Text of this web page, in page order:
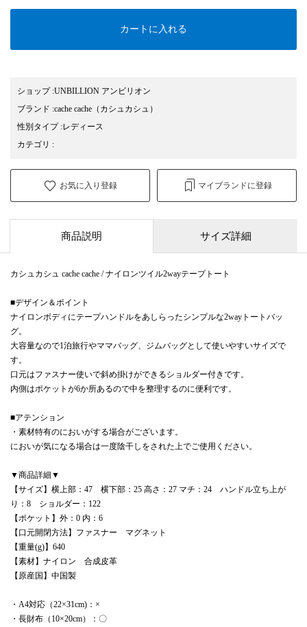
カートに入れる
ショップ:UNBILLION アンビリオン
ブランド :cache cache （カシュカシュ）
性別タイプ:レディース
カテゴリ :
お気に入り登録 マイブランドに登録
商品説明 サイズ詳細
カシュカシュ cache cache / ナイロンツイル2wayテープトート
■デザイン＆ポイント
ナイロンボディにテープハンドルをあしらったシンプルな2wayトートバッ
グ。
大容量なので1泊旅行やママバッグ、ジムバッグとして使いやすいサイズで
す。
口元はファスナー使いで斜め掛けができるショルダー付きです。
内側はポケットが6か所あるので中を整理するのに便利です。
■アテンション
・素材特有のにおいがする場合がございます。
においが気になる場合は一度陰干しをされた上でご使用ください。
▼商品詳細▼
【サイズ】横上部：47 横下部：25 高さ：27 マチ：24 ハンドル立ち上が
り：8 ショルダー：122
【ポケット】外：0 内：6
【口元開閉方法】ファスナー マグネット
【重量(g)】640
【素材】ナイロン 合成皮革
【原産国】中国製
・A4対応（22×31cm)：×
・長財布（10×20cm）：〇